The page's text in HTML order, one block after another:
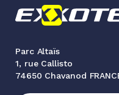
Parc Altaïs
1, rue Callisto
74650 Chavanod